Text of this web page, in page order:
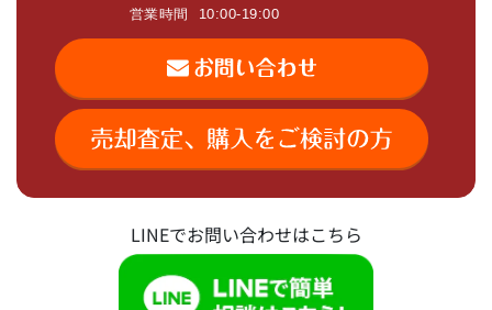
LINEでお問い合わせはこちら